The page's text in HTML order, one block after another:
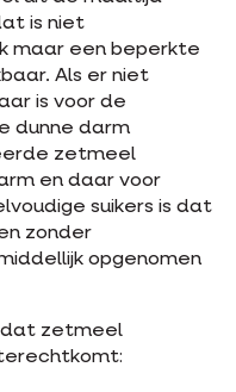
is niet
maar een beperkte
Als er niet
is voor de
dunne darm
zetmeel
en daar voor
suikers is dat
zonder
opgenomen
dat zetmeel